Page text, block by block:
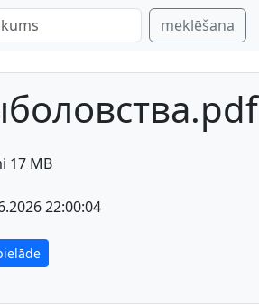
meklēšana
17 MB
22:00:04